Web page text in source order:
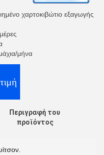
χαρτοκιβώτιο εξαγωγής
μήνα
Περιγραφή του
προϊόντος